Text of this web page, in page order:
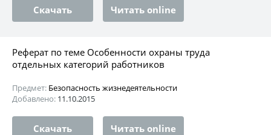
Скачать Читать online
Реферат по теме Особенности охраны труда
отдельных категорий работников
Предмет: Безопасность жизнедеятельности
Добавлено: 11.10.2015
Скачать Читать online